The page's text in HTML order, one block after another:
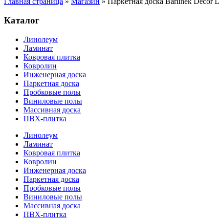
Каталог
Линолеум
Ламинат
Ковровая плитка
Ковролин
Инженерная доска
Паркетная доска
Пробковые полы
Виниловые полы
Массивная доска
ПВХ-плитка
Линолеум
Ламинат
Ковровая плитка
Ковролин
Инженерная доска
Паркетная доска
Пробковые полы
Виниловые полы
Массивная доска
ПВХ-плитка